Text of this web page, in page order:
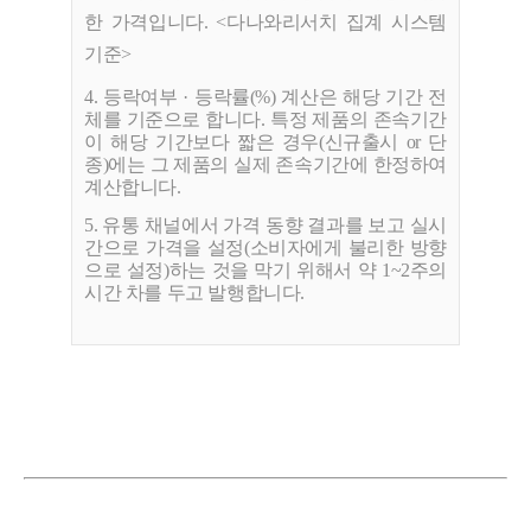
한 가격입니다. <다나와리서치 집계 시스템
기준>
4. 등락여부 · 등락률(%) 계산은 해당 기간 전
체를 기준으로 합니다. 특정 제품의 존속기간
이 해당 기간보다 짧은 경우(신규출시 or 단
종)에는 그 제품의 실제 존속기간에 한정하여
계산합니다.
5. 유통 채널에서 가격 동향 결과를 보고 실시
간으로 가격을 설정(소비자에게 불리한 방향
으로 설정)하는 것을 막기 위해서 약 1~2주의
시간 차를 두고 발행합니다.